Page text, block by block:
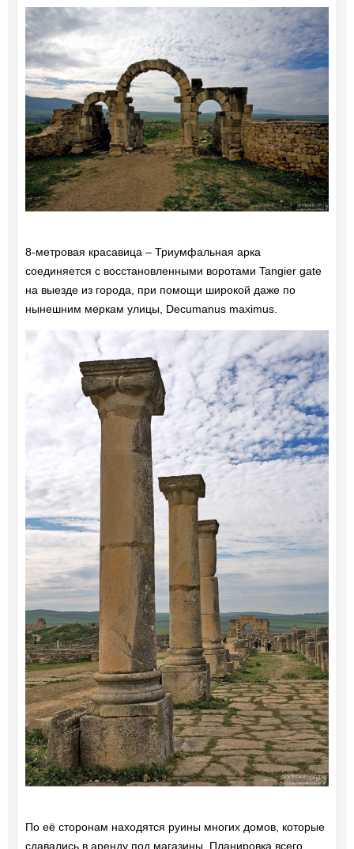
8-метровая красавица – Триумфальная арка
соединяется с восстановленными воротами Tangier gate
на выезде из города, при помощи широкой даже по
нынешним меркам улицы, Decumanus maximus.
По её сторонам находятся руины многих домов, которые
сдавались в аренду под магазины. Планировка всего